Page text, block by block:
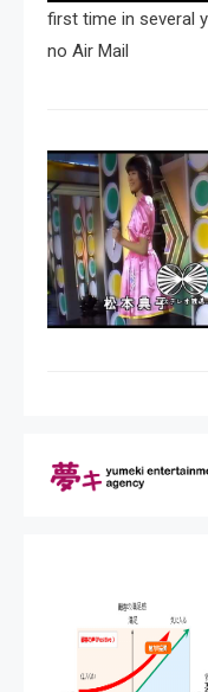
first time in several
no Air Mail